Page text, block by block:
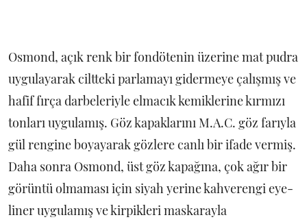
Osmond, açık renk bir fondötenin üzerine mat pudra
uygulayarak ciltteki parlamayı gidermeye çalışmış ve
hafif fırça darbeleriyle elmacık kemiklerine kırmızı
tonları uygulamış. Göz kapaklarını M.A.C. göz farıyla
gül rengine boyayarak gözlere canlı bir ifade vermiş.
Daha sonra Osmond, üst göz kapağına, çok ağır bir
görüntü olmaması için siyah yerine kahverengi eye-
liner uygulamış ve kirpikleri maskarayla